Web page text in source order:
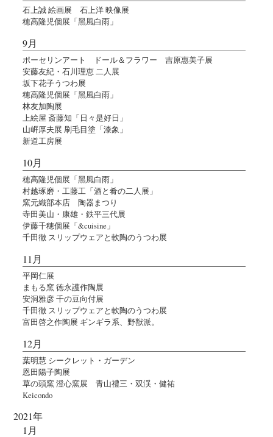
石上誠 絵画展 石上洋 映像展
穂高隆児個展「黑風白雨」
9月
ポーセリンアート ドール＆フラワー 吉原惠美子展
安藤友紀・石川理恵 二人展
坂下花子うつわ展
穂高隆児個展「黑風白雨」
林友加陶展
上絵屋 斎藤知「日々是好日」
山㟁厚夫展 刷毛目塗「漆象」
新道工房展
10月
穂高隆児個展「黑風白雨」
村越琢磨・工藤工「酒と肴の二人展」
窯元織部本店 陶器まつり
寺田美山・康雄・鉄平三代展
伊藤千穂個展「&cuisine」
千田徹 スリップウェアと軟陶のうつわ展
11月
平岡仁展
まもる窯 徳永護作陶展
安洞雅彦 千の豆向付展
千田徹 スリップウェアと軟陶のうつわ展
富田啓之作陶展 ギンギラ系、野獣派。
12月
葉明慧 シークレット・ガーデン
恩田陽子陶展
草の頭窯 澄心窯展 青山禮三・双渓・健祐
Keicondo
2021年
1月